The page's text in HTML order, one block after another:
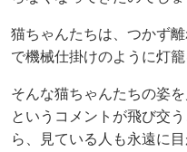
猫ちゃんたちは、つかず
で機械仕掛けのように灯籠
そんな猫ちゃんたちの姿
というコメントが飛び交
ら、見ている人も永遠に